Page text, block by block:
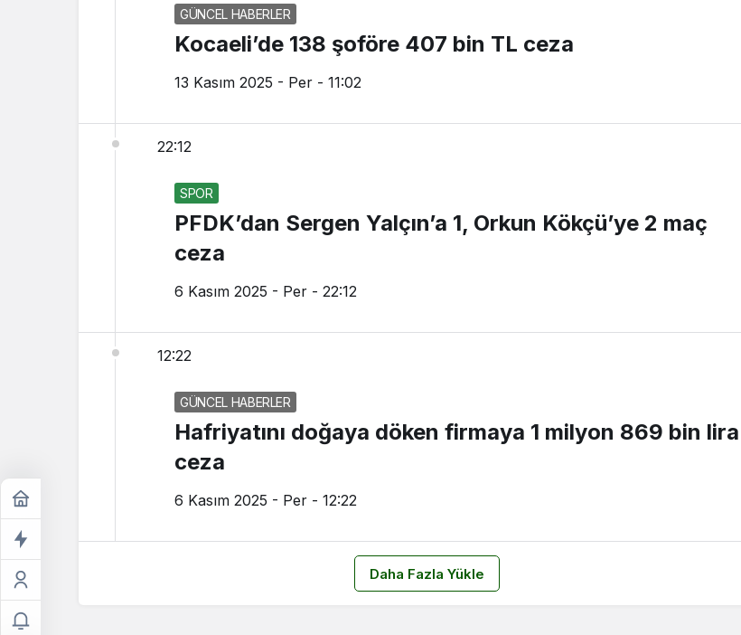
GÜNCEL HABERLER
Kocaeli’de 138 şoföre 407 bin TL ceza
13 Kasım 2025 - Per - 11:02
22:12
SPOR
PFDK’dan Sergen Yalçın’a 1, Orkun Kökçü’ye 2 maç
ceza
6 Kasım 2025 - Per - 22:12
12:22
GÜNCEL HABERLER
Hafriyatını doğaya döken firmaya 1 milyon 869 bin lira
ceza
6 Kasım 2025 - Per - 12:22
Daha Fazla Yükle